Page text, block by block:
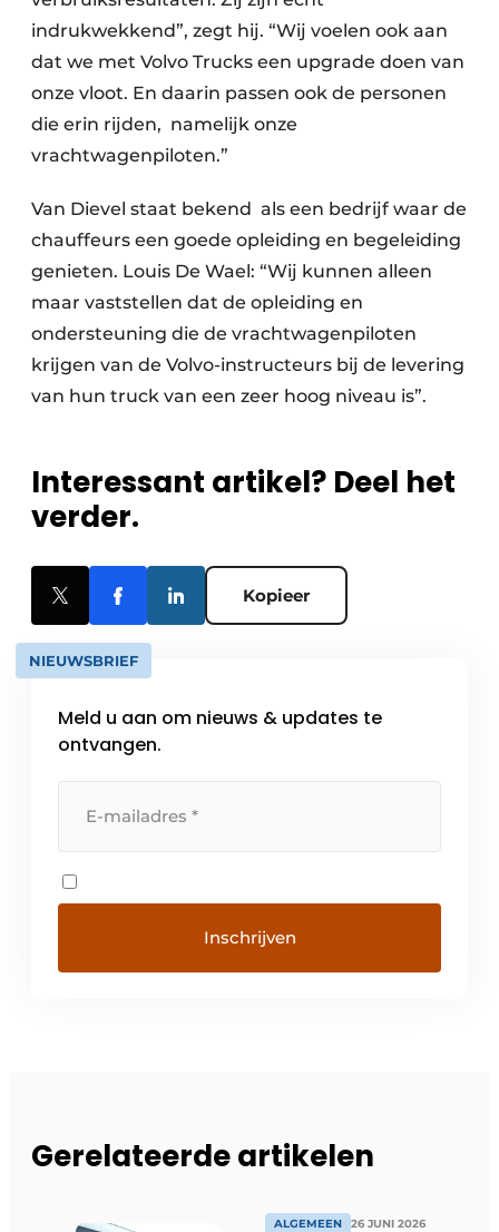
indrukwekkend”, zegt hij. “Wij voelen ook aan
dat we met Volvo Trucks een upgrade doen van
onze vloot. En daarin passen ook de personen
die erin rijden, namelijk onze
vrachtwagenpiloten.”
Van Dievel staat bekend als een bedrijf waar de
chauffeurs een goede opleiding en begeleiding
genieten. Louis De Wael: “Wij kunnen alleen
maar vaststellen dat de opleiding en
ondersteuning die de vrachtwagenpiloten
krijgen van de Volvo-instructeurs bij de levering
van hun truck van een zeer hoog niveau is”.
Interessant artikel? Deel het
verder.
Kopieer
NIEUWSBRIEF
Meld u aan om nieuws & updates te
ontvangen.
Gerelateerde artikelen
ALGEMEEN 26 JUNI 2026